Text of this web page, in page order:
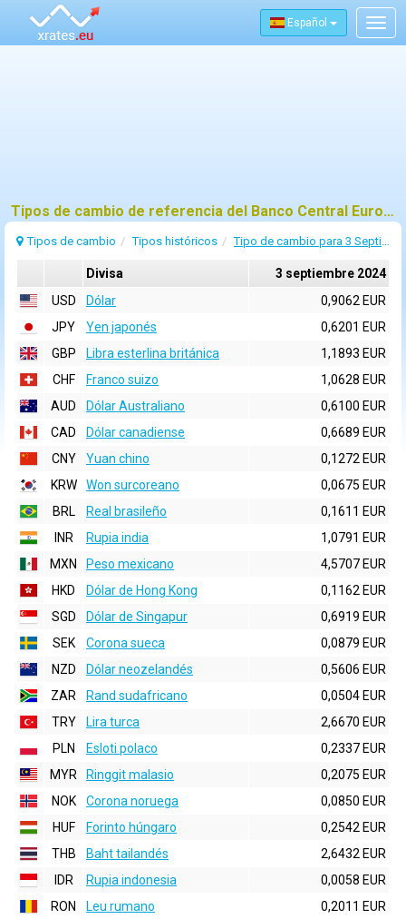
Español
Tipos de cambio de referencia del Banco Central Europeo (BCE) para 3 septiembre 2024
Tipos de cambio Tipos históricos Tipo de cambio para 3 Septiembre 2024
Divisa
3 septiembre 2024
USD
Dólar
0,9062 EUR
JPY
Yen japonés
0,6201 EUR
GBP
Libra esterlina británica
1,1893 EUR
CHF
Franco suizo
1,0628 EUR
AUD
Dólar Australiano
0,6100 EUR
CAD
Dólar canadiense
0,6689 EUR
CNY
Yuan chino
0,1272 EUR
KRW
Won surcoreano
0,0675 EUR
BRL
Real brasileño
0,1611 EUR
INR
Rupia india
1,0791 EUR
MXN
Peso mexicano
4,5707 EUR
HKD
Dólar de Hong Kong
0,1162 EUR
SGD
Dólar de Singapur
0,6919 EUR
SEK
Corona sueca
0,0879 EUR
NZD
Dólar neozelandés
0,5606 EUR
ZAR
Rand sudafricano
0,0504 EUR
TRY
Lira turca
2,6670 EUR
PLN
Esloti polaco
0,2337 EUR
MYR
Ringgit malasio
0,2075 EUR
NOK
Corona noruega
0,0850 EUR
HUF
Forinto húngaro
0,2542 EUR
THB
Baht tailandés
2,6432 EUR
IDR
Rupia indonesia
0,0058 EUR
RON
Leu rumano
0,2011 EUR